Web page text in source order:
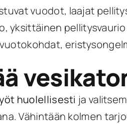
vuodot, laajat
yksittäinen pellitysvaurio
huolellisesti ja
Vähintään kolmen